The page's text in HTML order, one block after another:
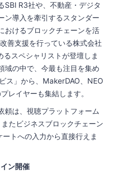
SBI R3社や、不動産・デジタ
ン導入を牽引するスタンダー
おけるブロックチェーンを活
善支援を行っている株式会社
スペシャリストが登壇しま
域の中で、今最も注目を集め
ス」から、MakerDAO、NEO
レイヤーも集結します。
頼は、視聴プラットフォーム
たビジネスブロックチェーン
トへの入力から直接行えま
ン開催